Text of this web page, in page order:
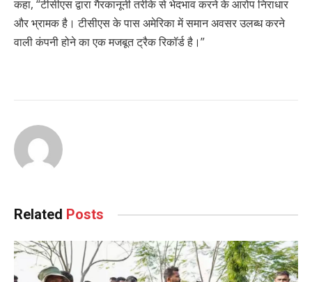
कहा, “टीसीएस द्वारा गैरकानूनी तरीके से भेदभाव करने के आरोप निराधार
और भ्रामक है। टीसीएस के पास अमेरिका में समान अवसर उलब्ध करने
वाली कंपनी होने का एक मजबूत ट्रैक रिकॉर्ड है।”
Related Posts